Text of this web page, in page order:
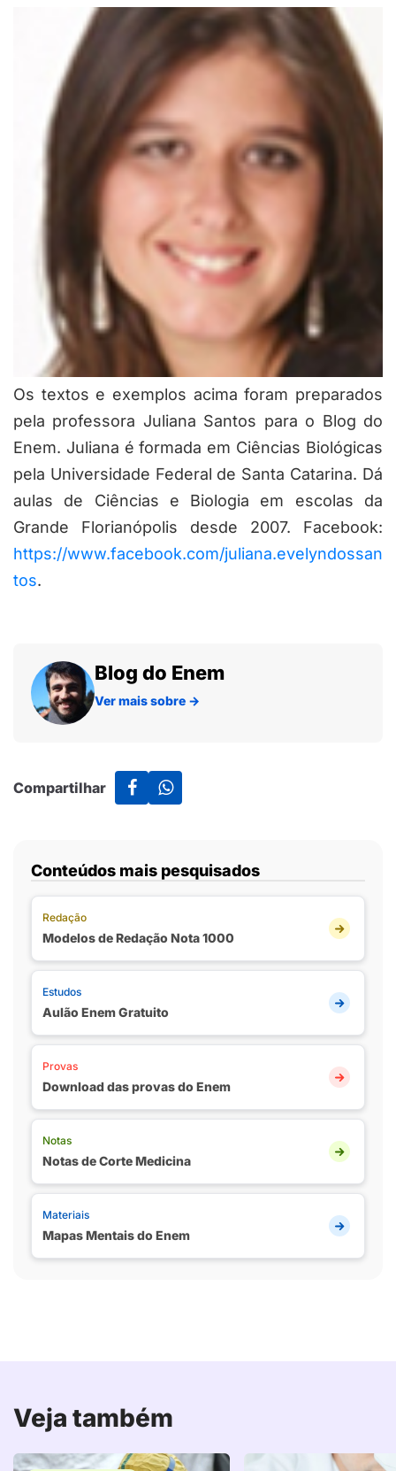
Os textos e exemplos acima foram preparados
pela professora Juliana Santos para o Blog do
Enem. Juliana é formada em Ciências Biológicas
pela Universidade Federal de Santa Catarina. Dá
aulas de Ciências e Biologia em escolas da
Grande Florianópolis desde 2007. Facebook:
https://www.facebook.com/juliana.evelyndossan
tos.
Blog do Enem
Ver mais sobre →
Compartilhar
Conteúdos mais pesquisados
Redação
Modelos de Redação Nota 1000
Estudos
Aulão Enem Gratuito
Provas
Download das provas do Enem
Notas
Notas de Corte Medicina
Materiais
Mapas Mentais do Enem
Veja também